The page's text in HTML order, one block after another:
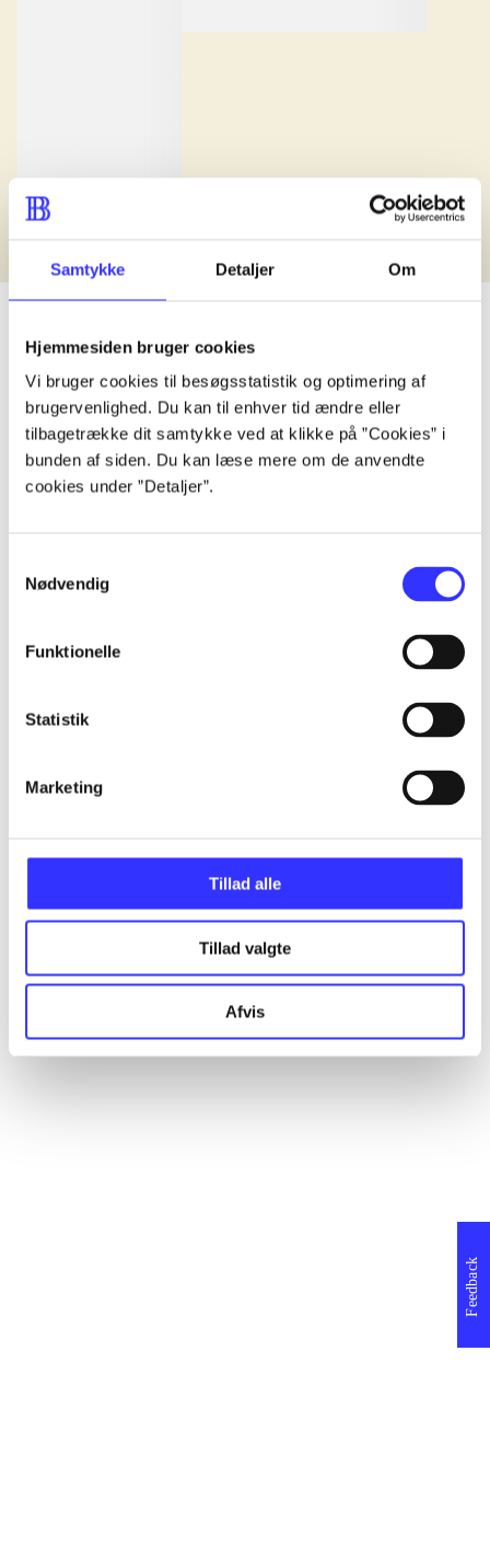
Samtykke Detaljer Om
Hjemmesiden bruger cookies
Vi bruger cookies til besøgsstatistik og optimering af
brugervenlighed. Du kan til enhver tid ændre eller
tilbagetrække dit samtykke ved at klikke på ”Cookies” i
bunden af siden. Du kan læse mere om de anvendte
cookies under ”Detaljer”.
Nødvendig
Funktionelle
Statistik
Marketing
Tillad alle
Tillad valgte
Afvis
lorem ipsum dolor sit amet ...
Udgivet i undefined. Værkerne er grupperet efter ældste registrerede
Udgivet i undefined. Værkerne er grupperet efter ældste registrerede
Udgivet i undefined . Værkerne er grupperet efter ældste registrerede
Feedback